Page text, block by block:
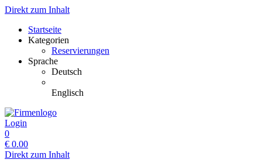
Direkt zum Inhalt
Startseite
Kategorien
Reservierungen
Sprache
Deutsch
Englisch
Login
0
€ 0.00
Direkt zum Inhalt